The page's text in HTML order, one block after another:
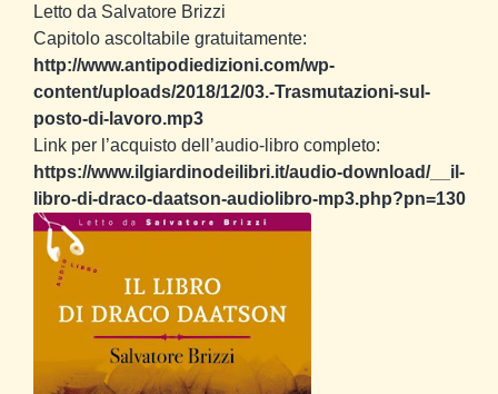
Letto da Salvatore Brizzi
Capitolo ascoltabile gratuitamente:
http://www.antipodiedizioni.com/wp-
content/uploads/2018/12/03.-Trasmutazioni-sul-
posto-di-lavoro.mp3
Link per l’acquisto dell’audio-libro completo:
https://www.ilgiardinodeilibri.it/audio-download/__il-
libro-di-draco-daatson-audiolibro-mp3.php?pn=130